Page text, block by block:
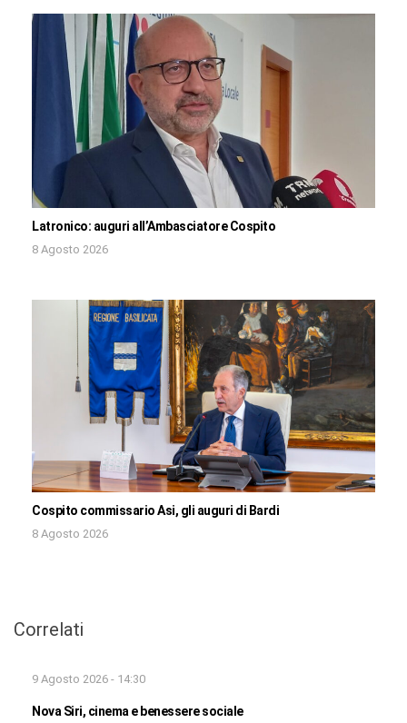
Latronico: auguri all’Ambasciatore Cospito
8 Agosto 2026
Cospito commissario Asi, gli auguri di Bardi
8 Agosto 2026
Correlati
9 Agosto 2026 - 14:30
Nova Siri, cinema e benessere sociale